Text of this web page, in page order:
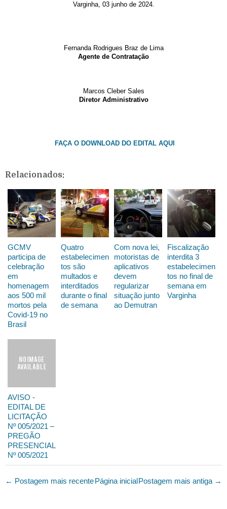
Varginha, 03 junho de 2024.
Fernanda Rodrigues Braz de Lima
Agente de Contratação
Marcos Cleber Sales
Diretor Administrativo
FAÇA O DOWNLOAD DO EDITAL AQUI
Relacionados:
GCMV
participa de
celebração
em
homenagem
aos 500 mil
mortos pela
Covid-19 no
Brasil
Quatro
estabelecimen
tos são
multados e
interditados
durante o final
de semana
Com nova lei,
motoristas de
aplicativos
devem
regularizar
situação junto
ao Demutran
Fiscalização
interdita 3
estabelecimen
tos no final de
semana em
Varginha
AVISO -
EDITAL DE
LICITAÇÃO
Nº 005/2021 –
PREGÃO
PRESENCIAL
Nº 005/2021
← Postagem mais recente Postagem mais antiga →
Página inicial